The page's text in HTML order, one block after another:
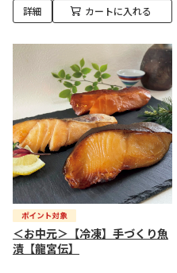
詳細 カートに入れる
＜お中元＞【冷凍】手づくり魚
漬【龍宮伝】